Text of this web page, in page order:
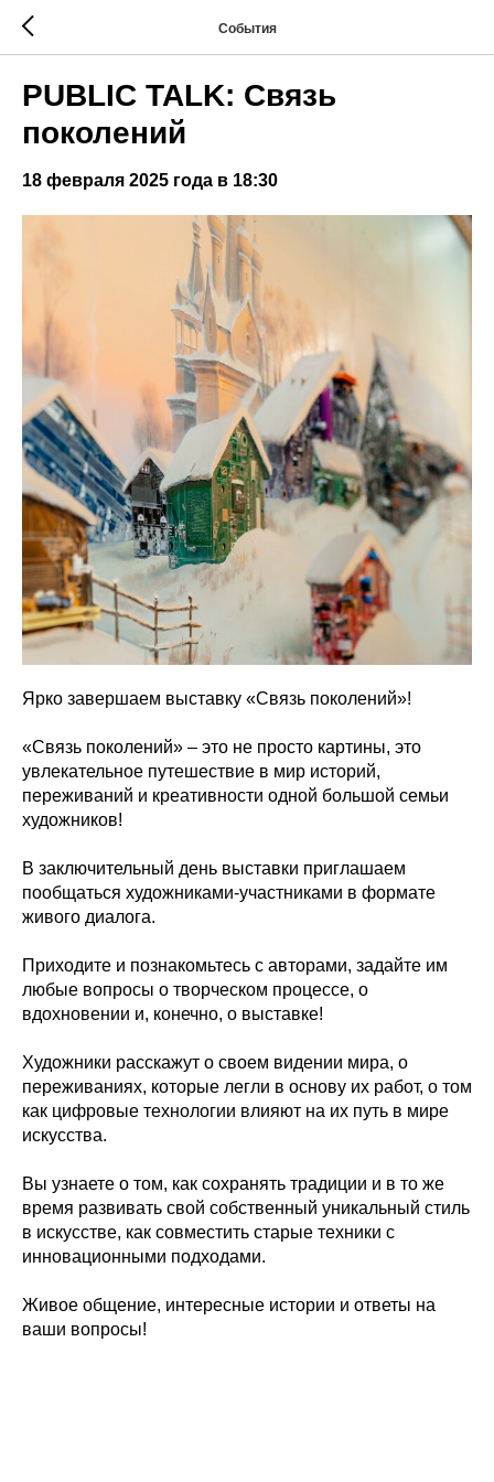
События
PUBLIC TALK: Связь
поколений
18 февраля 2025 года в 18:30
Ярко завершаем выставку «Связь поколений»!
«Связь поколений» – это не просто картины, это
увлекательное путешествие в мир историй,
переживаний и креативности одной большой семьи
художников!
В заключительный день выставки приглашаем
пообщаться художниками-участниками в формате
живого диалога.
Приходите и познакомьтесь с авторами, задайте им
любые вопросы о творческом процессе, о
вдохновении и, конечно, о выставке!
Художники расскажут о своем видении мира, о
переживаниях, которые легли в основу их работ, о том
как цифровые технологии влияют на их путь в мире
искусства.
Вы узнаете о том, как сохранять традиции и в то же
время развивать свой собственный уникальный стиль
в искусстве, как совместить старые техники с
инновационными подходами.
Живое общение, интересные истории и ответы на
ваши вопросы!